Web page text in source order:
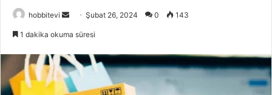
hobbitevi
Bir
göndermek
Şubat 26, 2024 0 143
1 dakika okuma süresi